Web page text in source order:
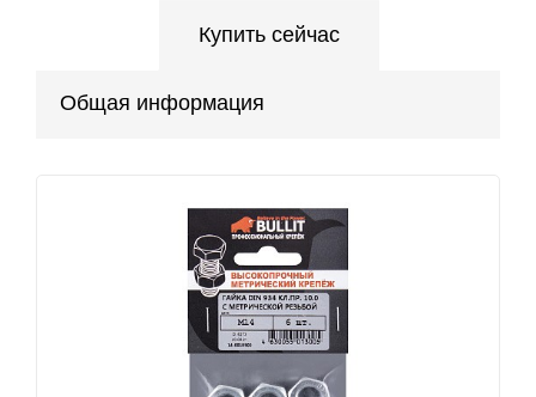
Купить сейчас
Общая информация